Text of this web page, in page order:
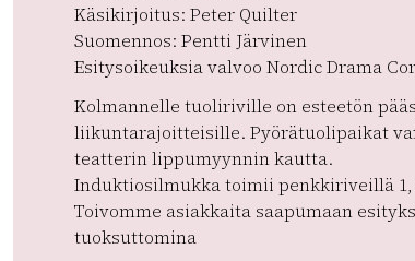
Käsikirjoitus: Peter Quilter
Suomennos: Pentti Järvinen
Esitysoikeuksia valvoo Nordic Drama
Kolmannelle tuoliriville on esteetön
liikuntarajoitteisille. Pyörätuolipaikat
teatterin lippumyynnin kautta.
Induktiosilmukka toimii penkkiriveillä 1,
Toivomme asiakkaita saapumaan
tuoksuttomina